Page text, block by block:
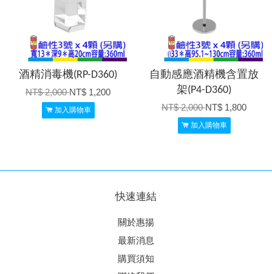
酒精消毒機(RP-D360)
NT$ 2,000NT$ 1,200
加入購物車
自動感應酒精機含置放
架(P4-D360)
NT$ 2,000NT$ 1,800
加入購物車
快速連結
關於惠揚
最新消息
購買須知